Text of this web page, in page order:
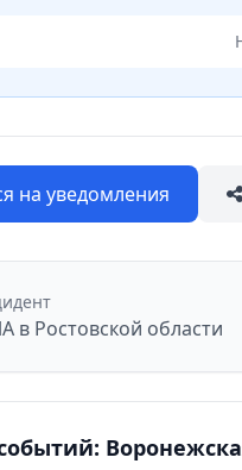
на уведомления
в Ростовской области